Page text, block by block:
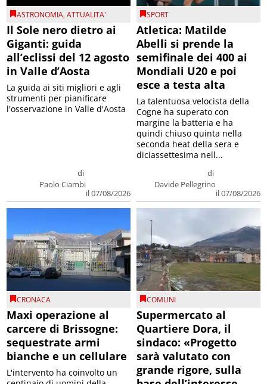
ASTRONOMIA,ATTUALITA'
Il Sole nero dietro ai
Giganti: guida
all’eclissi del 12 agosto
in Valle d’Aosta
di
Paolo Ciambi
il 07/08/2026
La guida ai siti migliori e agli
strumenti per pianificare
l'osservazione in Valle d'Aosta
SPORT
Atletica: Matilde
Abelli si prende la
semifinale dei 400 ai
Mondiali U20 e poi
esce a testa alta
di
Davide Pellegrino
il 07/08/2026
La talentuosa velocista della
Cogne ha superato con
margine la batteria e ha
quindi chiuso quinta nella
seconda heat della sera e
diciassettesima nell...
CRONACA
Maxi operazione al
carcere di Brissogne:
sequestrate armi
bianche e un cellulare
L'intervento ha coinvolto un
COMUNI
Supermercato al
Quartiere Dora, il
sindaco: «Progetto
sarà valutato con
grande rigore, sulla